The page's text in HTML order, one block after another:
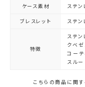
ケース素材 ステン
ブレスレット ステン
特徴
ステン
クベゼ
コーテ
スルー
こちらの商品に関